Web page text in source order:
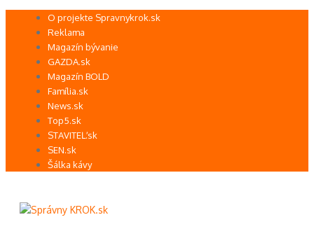
Preskočiť O projekte Spravnykrok.sk
Reklama
Magazín bývanie
GAZDA.sk
Magazín BOLD
Família.sk
News.sk
Top5.sk
STAVITEĽ.sk
SEN.sk
Šálka kávy